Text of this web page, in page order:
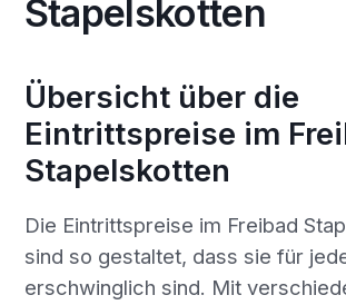
Stapelskotten
Übersicht über die
Eintrittspreise im
Stapelskotten
Die Eintrittspreise im Freibad
sind so gestaltet, dass sie für
erschwinglich sind. Mit